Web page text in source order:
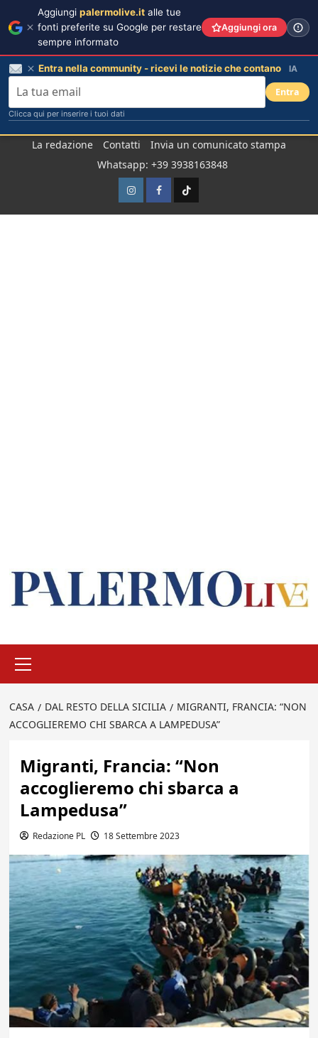
La redazione Contatti
Invia un comunicato stampa
Whatsapp: +39 3938163848
InstagramFacebook
TikTok
principale
CASA DAL RESTO DELLA SICILIA
MIGRANTI, FRANCIA: “NON
ACCOGLIEREMO CHI SBARCA A LAMPEDUSA”
Migranti, Francia: “Non
accoglieremo chi sbarca a
Lampedusa”
Redazione PL 18 Settembre 2023
Aggiungi palermolive.it alle tue
fonti preferite su Google per restare
sempre informato
Aggiungi ora
Entra nella community - ricevi le notizie che contano IA
Entra
Clicca qui per inserire i tuoi dati